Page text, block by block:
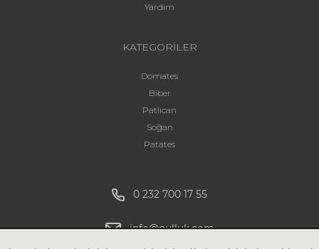
Yardım
KATEGORİLER
Domates
Biber
Patlıcan
Soğan
Patates
0 232 700 17 55
info@pulluk.com